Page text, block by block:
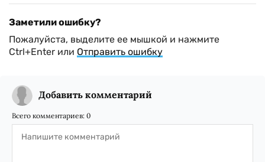
Заметили ошибку?
Пожалуйста, выделите ее мышкой и нажмите
Ctrl+Enter или Отправить ошибку
Добавить комментарий
Всего комментариев: 0